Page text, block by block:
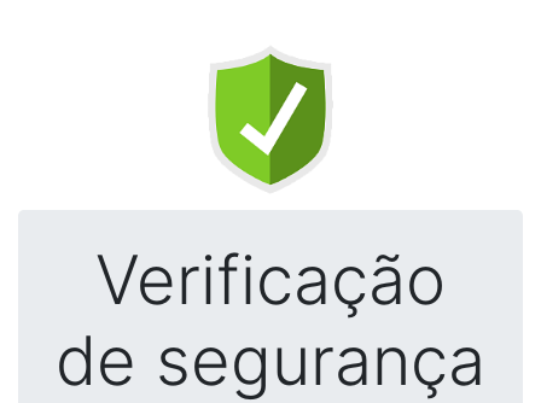
Verificação
de segurança